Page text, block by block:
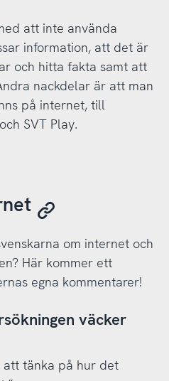
att inte använda
information, att det är
och hitta fakta samt att
nackdelar är att man
på internet, till
SVT Play.
om internet och
Här kommer ett
egna kommentarer!
väcker
att tänka på hur det